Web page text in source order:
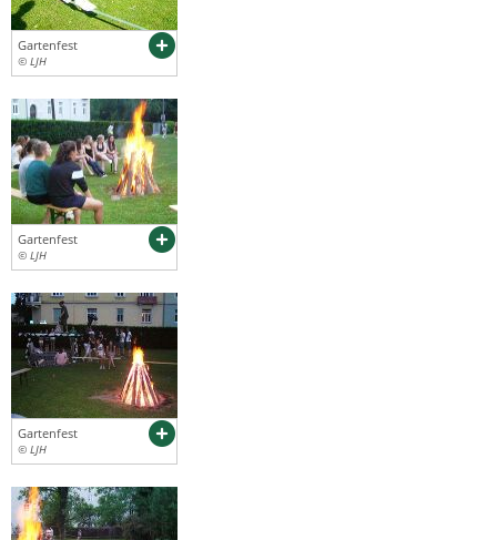
Gartenfest
© LJH
Gartenfest
© LJH
Gartenfest
© LJH